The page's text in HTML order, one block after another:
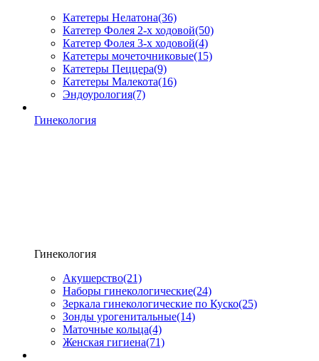
Катетеры Нелатона(36)
Катетер Фолея 2-х ходовой(50)
Катетер Фолея 3-х ходовой(4)
Катетеры мочеточниковые(15)
Катетеры Пеццера(9)
Катетеры Малекота(16)
Эндоурология(7)
Гинекология
Гинекология
Акушерство(21)
Наборы гинекологические(24)
Зеркала гинекологические по Куско(25)
Зонды урогенитальные(14)
Маточные кольца(4)
Женская гигиена(71)